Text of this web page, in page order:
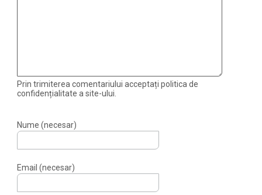
Prin trimiterea comentariului acceptați politica de
confidențialitate a site-ului.
Nume (necesar)
Email (necesar)